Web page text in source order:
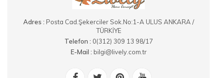
Adres : Posta Cad.Şekerciler Sok.No:1-A ULUS ANKARA /
TÜRKİYE
Telefon : 0(312) 309 13 98/17
E-Mail : bilgi@lively.com.tr